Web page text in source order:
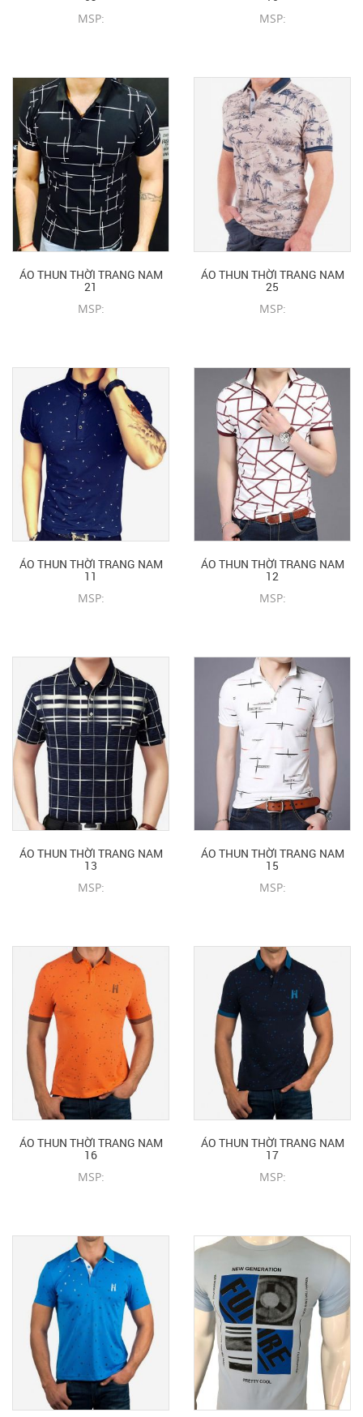
MSP:
MSP:
ÁO THUN THỜI TRANG NAM
21
MSP:
ÁO THUN THỜI TRANG NAM
25
MSP:
ÁO THUN THỜI TRANG NAM
11
MSP:
ÁO THUN THỜI TRANG NAM
12
MSP:
ÁO THUN THỜI TRANG NAM
13
MSP:
ÁO THUN THỜI TRANG NAM
15
MSP:
ÁO THUN THỜI TRANG NAM
16
MSP:
ÁO THUN THỜI TRANG NAM
17
MSP: